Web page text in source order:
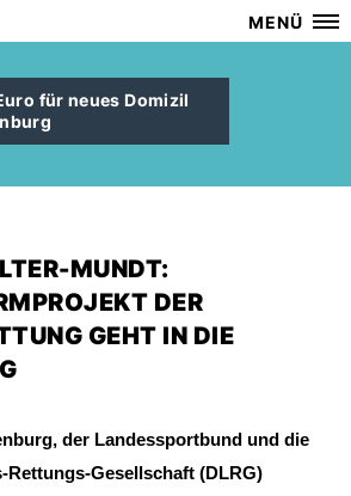
MENÜ
für neues Domizil
MUNDT:
DER
GEHT IN DIE
der Landessportbund und die
Rettungs-Gesellschaft (DLRG)